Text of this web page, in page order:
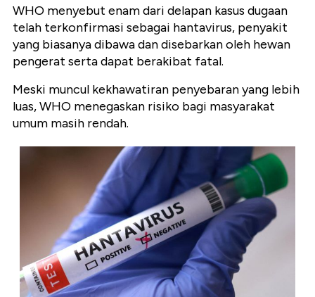
WHO menyebut enam dari delapan kasus dugaan
telah terkonfirmasi sebagai hantavirus, penyakit
yang biasanya dibawa dan disebarkan oleh hewan
pengerat serta dapat berakibat fatal.
Meski muncul kekhawatiran penyebaran yang lebih
luas, WHO menegaskan risiko bagi masyarakat
umum masih rendah.